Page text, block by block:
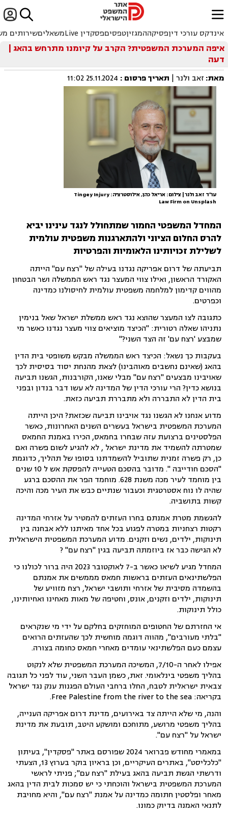

ﱐ
אינדקס עורכי דיןפסיקההמגזיןטפסיםפסקדין Live משאליםשירותים
איפה המערכת המשפטית? הקרב על קיומנו מתרחש בהאג |
דעה
מאת: זאב ולנר | תאריך פרסום :
25.11.2024 11:02
עו"ד זאב ולנר | צילום: אריאל כהן, אילוסטרציה: Tingey Injury
Law Firm on Unsplash
המחדל המשפטי החמור שמתחולל לנגד עינינו יביא
להרס החלום הציוני ולהתארגנות משפטית עולמית
לשלילת זכויותינו הלאומיות והפרטיות
תביעתה של דרום אפריקה נגדנו בעילה של "רצח עם" הייתה
האקורד הראשון, ואילו צווי המעצר נגד ראש הממשלה ושר הבטחון
מהווים קדימון למלחמה משפטית עולמית לחיסולנו כמדינה
וכפרטים.
כתגובה לצו המעצר שהוצא נגד ראש ממשלת ישראל שאל בנימין
נתניהו שאלה רטורית: "הכיצד מוציאים צווי מעצר נגדנו כאשר מי
שמבצע 'רצח עם' זה הצד השני?"
בעקבות כך נשאל: הכיצד ראש הממשלה מבקש משופטי בית הדין
בהאג (שאינם נחשבים מאוהבינו) לצאת מהנחת יסוד בסיסית לכך
שאויבינו מבצעים "רצח עם" מבלי שאנו, הקורבנות, הגשנו תביעה
בנושא כדין? הרי עורכי הדין של המדינה לא עשו דבר בנדון ובפני
בית הדין לא התבררה ולא מתבררת תביעה כזאת.
מדוע אנחנו לא הגשנו נגד אויבינו תביעה שכזאת? היכן הייתה
המערכת המשפטית בישראל בעשרים השנים האחרונות, כאשר
הפלסטינים ברצועת עזה שבחרו בחמאס, הכירו באמנת החמאס
שמטרתה להשמיד את מדינת ישראל , לא להגיע לשום פשרה ואם
כן, רק פשרה זמנית שתוביל להשמדתנו בסופו של תהליך, כדוגמת
"הסכם חודייבה ". מדובר בהסכם הטעייה להפסקת אש ל 10 שנים
בין מוחמד לעיר מכה משנת 628. מוחמד הפר את ההסכם ברגע
שהיה לו נוח אסטרטגית וכעבור שנתיים כבש את העיר מכה והיכה
קשות בתושביה.
להגשמת מטרת אמנתם בחרו העזתים להמטיר על אזרחי המדינה
רקטות רצחניות במטרה לפגוע בכל אחד מאיתנו ללא אבחנה בין
תינוקות, ילדים, נשים וזקנים. מדוע המערכת המשפטית הישראלית
לא הגישה כבר אז ביוזמתה תביעה בגין "רצח עם" ?
המחדל מגיע לשיאו כאשר ב-7 לאוקטובר 2023 היה ברור לכולנו כי
הפלשתינאים העזתים בראשות חמאס מממשים את אמנתם
בהשמדה מסיבית של אזרחי ותושבי ישראל, רצח מזוויע של
תינוקות, ילדים וזקנים, אונס, וחטיפה של מאות מאחינו ואחיותינו,
כולל תינוקות.
אי החזרתם של החטופים המוחזקים בחלקם על ידי מי שנקראים
"בלתי מעורבים", מהווה דוגמה מוחשית לכך שהעזתים הרואים
עצמם כעם הפלשתינאי עומדים מאחרי חמאס כחומה בצורה.
אפילו לאחר ה-7/10, המשיכה המערכת המשפטית שלא לנקוט
בהליך משפטי בינלאומי. זאת, כשמן העבר השני, עוד לפני כל תגובה
צבאית ישראלית לטבח, החלו ברחבי העולם הפגנות ענק נגד ישראל
בקריאה: Free Palestine from the river to the sea.
והנה, מי שלא הייתה צד באירועים, מדינת דרום אפריקה הענייה,
בהליך משפטי מרושע, מתוחכם ומושקע היטב, תובעת את מדינת
ישראל על "רצח עם".
במאמרי מחודש פברואר 2024 שפורסם באתר "פסקדין", בעיתון
"כלכליסט", באתרים העיקריים, וכן בראיון בוקר בערוץ 13, הצעתי
ודרשתי הגשת תביעה בהאג בעילת "רצח עם"; פניתי לראשי
המערכת המשפטית בישראל והוכחתי כי יש סמכות לבית הדין בהאג
מאחר ופלסטין חתומה כמדינה על אמנת "רצח עם", והיא מחויבת
לתנאי האמנה בדיוק כמונו.